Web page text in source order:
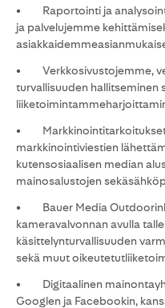
• Raportointi ja
ja palvelujemme
• Verkkosivustojemme,
turvallisuuden hallitseminen
•
markkinointiviestien
kutensosiaalisen median
mainosalustojen
• Bauer Media
kameravalvonnan avulla
käsittelynturvallisuuden
sekä muut
• Digitaalinen
Googlen ja Facebookin,